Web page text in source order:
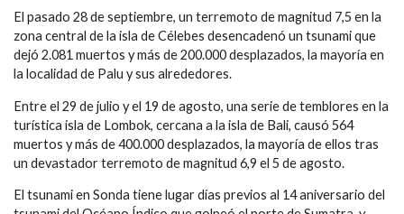
El pasado 28 de septiembre, un terremoto de magnitud 7,5 en la
zona central de la isla de Célebes desencadenó un tsunami que
dejó 2.081 muertos y más de 200.000 desplazados, la mayoría en
la localidad de Palu y sus alrededores.
Entre el 29 de julio y el 19 de agosto, una serie de temblores en la
turística isla de Lombok, cercana a la isla de Bali, causó 564
muertos y más de 400.000 desplazados, la mayoría de ellos tras
un devastador terremoto de magnitud 6,9 el 5 de agosto.
El tsunami en Sonda tiene lugar días previos al 14 aniversario del